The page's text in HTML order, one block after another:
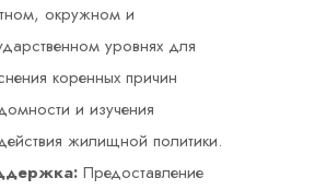
окружном и
уровнях для
коренных причин
и изучения
жилищной политики.
Предоставление